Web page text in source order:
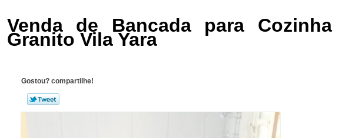
Venda de Bancada para Cozinha
Granito Vila Yara
Gostou? compartilhe!